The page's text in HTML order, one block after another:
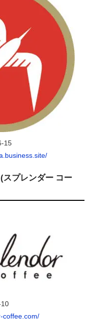
15
(スプレンダー コー
coffee.com/